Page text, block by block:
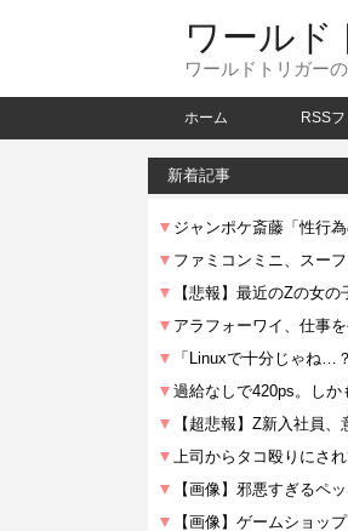
ワールド
ワールドトリガー
ホーム RSS
新着記事